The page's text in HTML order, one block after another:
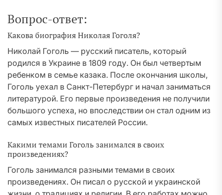
Вопрос-ответ:
Какова биография Николая Гоголя?
Николай Гоголь — русский писатель, который
родился в Украине в 1809 году. Он был четвертым
ребенком в семье казака. После окончания школы,
Гоголь уехал в Санкт-Петербург и начал заниматься
литературой. Его первые произведения не получили
большого успеха, но впоследствии он стал одним из
самых известных писателей России.
Какими темами Гоголь занимался в своих
произведениях?
Гоголь занимался разными темами в своих
произведениях. Он писал о русской и украинской